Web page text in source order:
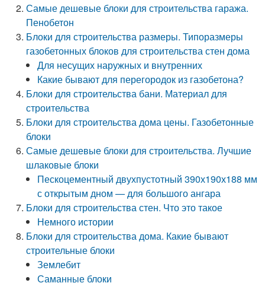
Самые дешевые блоки для строительства гаража.
Пенобетон
Блоки для строительства размеры. Типоразмеры
газобетонных блоков для строительства стен дома
Для несущих наружных и внутренних
Какие бывают для перегородок из газобетона?
Блоки для строительства бани. Материал для
строительства
Блоки для строительства дома цены. Газобетонные
блоки
Самые дешевые блоки для строительства. Лучшие
шлаковые блоки
Пескоцементный двухпустотный 390х190х188 мм
с открытым дном — для большого ангара
Блоки для строительства стен. Что это такое
Немного истории
Блоки для строительства дома. Какие бывают
строительные блоки
Землебит
Саманные блоки